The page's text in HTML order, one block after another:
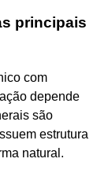
principais
com
depende
são
estrutura
natural.